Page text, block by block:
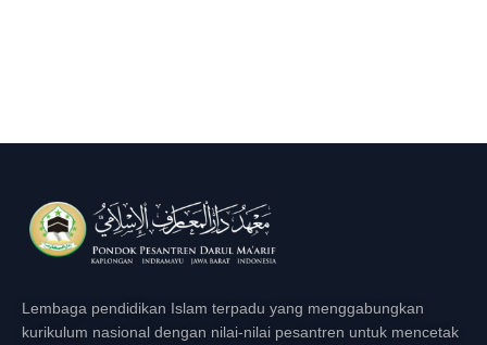
Lembaga pendidikan Islam terpadu yang menggabungkan
kurikulum nasional dengan nilai-nilai pesantren untuk mencetak